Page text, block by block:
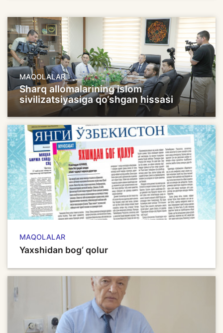
MAQOLALAR
Sharq allomalarining islom
sivilizatsiyasiga qo‘shgan hissasi
MAQOLALAR
Yaxshidan bog‘ qolur